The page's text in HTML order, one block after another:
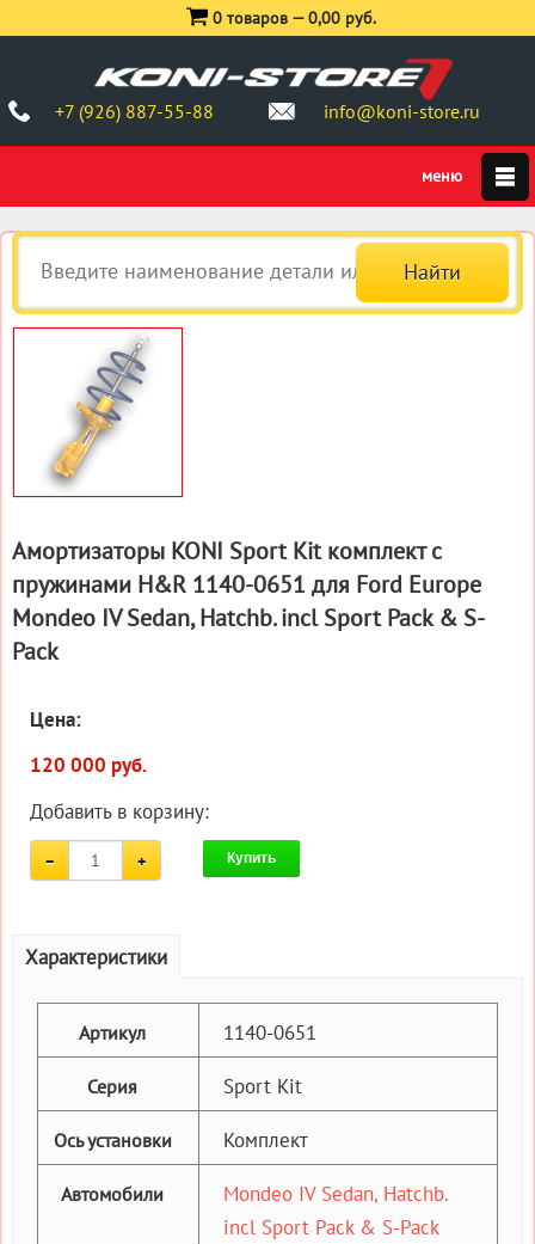
+7 (926) 887-55-88 info@koni-store.ru
0 товаров —0,00 руб.
Амортизаторы KONI Sport Kit комплект c
пружинами H&R 1140-0651 для Ford Europe
Mondeo IV Sedan, Hatchb. incl Sport Pack & S-
Pack
Цена:
120 000 руб.
Добавить в корзину:
Купить
Характеристики
Артикул 1140-0651
Серия Sport Kit
Ось установки Комплект
Автомобили
Mondeo IV Sedan, Hatchb.
incl Sport Pack & S-Pack